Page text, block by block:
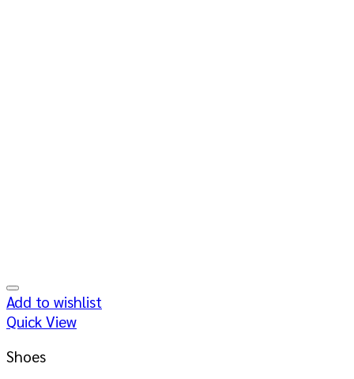
Add to wishlist
Quick View
Shoes